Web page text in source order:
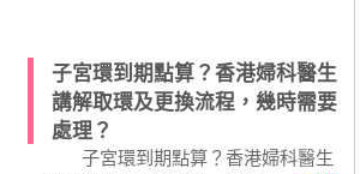
子宮環到期點算？香港婦科醫生
講解取環及更換流程，幾時需要
處理？
子宮環到期點算？香港婦科醫生